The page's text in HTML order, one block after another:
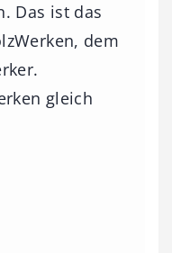
Das ist das
dem
gleich